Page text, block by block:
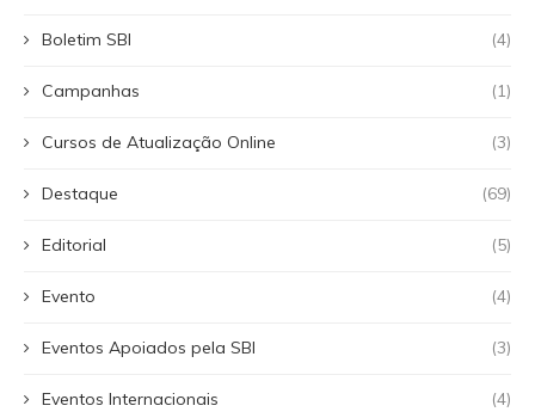
Boletim SBI (4)
Campanhas (1)
Cursos de Atualização Online (3)
Destaque (69)
Editorial (5)
Evento (4)
Eventos Apoiados pela SBI (3)
Eventos Internacionais (4)